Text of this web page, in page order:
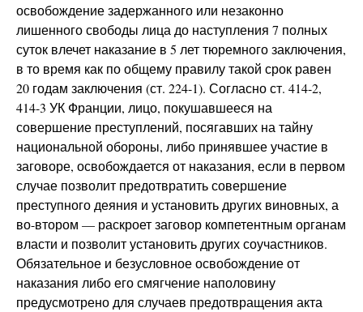
освобождение задержанного или незаконно
лишенного свободы лица до наступления 7 полных
суток влечет наказание в 5 лет тюремного заключения,
в то время как по общему правилу такой срок равен
20 годам заключения (ст. 224-1). Согласно ст. 414-2,
414-3 УК Франции, лицо, покушавшееся на
совершение преступлений, посягавших на тайну
национальной обороны, либо принявшее участие в
заговоре, освобождается от наказания, если в первом
случае позволит предотвратить совершение
преступного деяния и установить других виновных, а
во-втором — раскроет заговор компетентным органам
власти и позволит установить других соучастников.
Обязательное и безусловное освобождение от
наказания либо его смягчение наполовину
предусмотрено для случаев предотвращения акта